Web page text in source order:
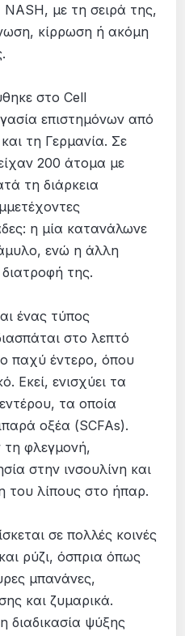
με τη σειρά της,
κίρρωση ή ακόμη
στο Cell
επιστημόνων από
τη Γερμανία. Σε
200 άτομα με
τη διάρκεια
η μία κατανάλωνε
ενώ η άλλη
της.
ένας τύπος
στο λεπτό
παχύ έντερο, όπου
Εκεί, ενισχύει τα
τα οποία
οξέα (SCFAs).
φλεγμονή,
στην ινσουλίνη και
του λίπους στο ήπαρ.
σε πολλές κοινές
ρύζι, όσπρια όπως
μπανάνες,
και ζυμαρικά.
διαδικασία ψύξης